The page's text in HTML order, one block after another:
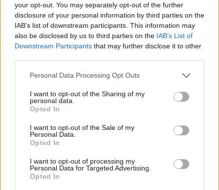
your opt-out. You may separately opt-out of the further
disclosure of your personal information by third parties on the
IAB’s list of downstream participants. This information may
also be disclosed by us to third parties on the IAB’s List of
Downstream Participants that may further disclose it to other
Please note that this website/app uses one or more Google
not limited to your visit or usage behaviour. You may click to
grant or deny consent to Google and its third-party tags to
use your data for below specified purposes in below Google
consent section.
Personal Data Processing Opt Outs
I want to opt-out of the Sharing of my
personal data.
Opted In
I want to opt-out of the Sale of my
Personal Data.
Opted In
I want to opt-out of processing my
Personal Data for Targeted Advertising.
Opted In
FINANZIAMENTI
Conto corrente online: come funziona davvero e
perché conviene
online si è affermato come una delle soluzioni più pratiche e diffuse…
Redazione Investimenti Magazine · 6 Nov 2025